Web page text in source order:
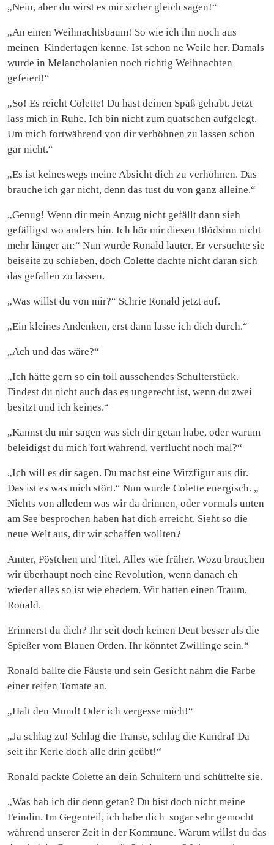
„Nein, aber du wirst es mir sicher gleich sagen!“
„An einen Weihnachtsbaum! So wie ich ihn noch aus
meinen Kindertagen kenne. Ist schon ne Weile her. Damals
wurde in Melancholanien noch richtig Weihnachten
gefeiert!“
„So! Es reicht Colette! Du hast deinen Spaß gehabt. Jetzt
lass mich in Ruhe. Ich bin nicht zum quatschen aufgelegt.
Um mich fortwährend von dir verhöhnen zu lassen schon
gar nicht.“
„Es ist keineswegs meine Absicht dich zu verhöhnen. Das
brauche ich gar nicht, denn das tust du von ganz alleine.“
„Genug! Wenn dir mein Anzug nicht gefällt dann sieh
gefälligst wo anders hin. Ich hör mir diesen Blödsinn nicht
mehr länger an:“ Nun wurde Ronald lauter. Er versuchte sie
beiseite zu schieben, doch Colette dachte nicht daran sich
das gefallen zu lassen.
„Was willst du von mir?“ Schrie Ronald jetzt auf.
„Ein kleines Andenken, erst dann lasse ich dich durch.“
„Ach und das wäre?“
„Ich hätte gern so ein toll aussehendes Schulterstück.
Findest du nicht auch das es ungerecht ist, wenn du zwei
besitzt und ich keines.“
„Kannst du mir sagen was sich dir getan habe, oder warum
beleidigst du mich fort während, verflucht noch mal?“
„Ich will es dir sagen. Du machst eine Witzfigur aus dir.
Das ist es was mich stört.“ Nun wurde Colette energisch. „
Nichts von alledem was wir da drinnen, oder vormals unten
am See besprochen haben hat dich erreicht. Sieht so die
neue Welt aus, dir wir schaffen wollten?
Ämter, Pöstchen und Titel. Alles wie früher. Wozu brauchen
wir überhaupt noch eine Revolution, wenn danach eh
wieder alles so ist wie ehedem. Wir hatten einen Traum,
Ronald.
Erinnerst du dich? Ihr seit doch keinen Deut besser als die
Spießer vom Blauen Orden. Ihr könntet Zwillinge sein.“
Ronald ballte die Fäuste und sein Gesicht nahm die Farbe
einer reifen Tomate an.
„Halt den Mund! Oder ich vergesse mich!“
„Ja schlag zu! Schlag die Transe, schlag die Kundra! Da
seit ihr Kerle doch alle drin geübt!“
Ronald packte Colette an dein Schultern und schüttelte sie.
„Was hab ich dir denn getan? Du bist doch nicht meine
Feindin. Im Gegenteil, ich habe dich sogar sehr gemocht
während unserer Zeit in der Kommune. Warum willst du das